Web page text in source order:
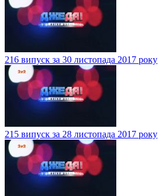
216 випуск за 30 листопада 2017 року
215 випуск за 28 листопада 2017 року